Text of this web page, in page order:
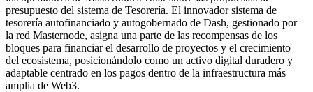
presupuesto del sistema de Tesorería. El innovador sistema de
tesorería autofinanciado y autogobernado de Dash, gestionado por
la red Masternode, asigna una parte de las recompensas de los
bloques para financiar el desarrollo de proyectos y el crecimiento
del ecosistema, posicionándolo como un activo digital duradero y
adaptable centrado en los pagos dentro de la infraestructura más
amplia de Web3.